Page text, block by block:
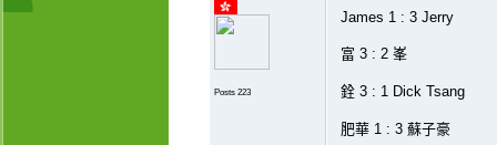
Posts 223
James 1 : 3 Jerry
富 3 : 2 峯
銓 3 : 1 Dick Tsang
肥華 1 : 3 蘇子豪